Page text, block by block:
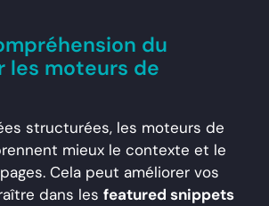
du
les moteurs de
structurées, les moteurs de
mieux le contexte et le
Cela peut améliorer vos
dans les featured snippets